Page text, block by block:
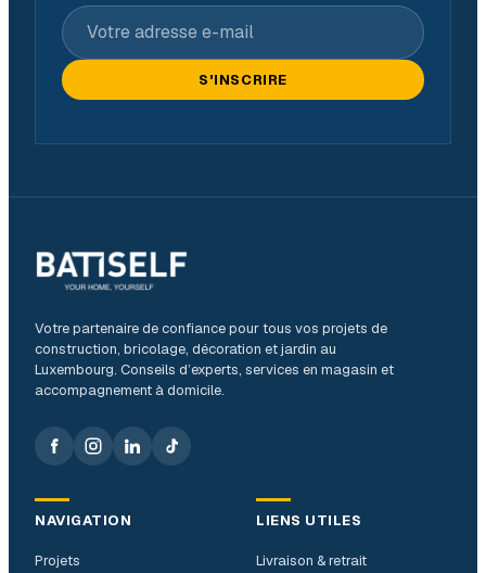
Votre adresse e-mail
S'INSCRIRE
Votre partenaire de confiance pour tous vos projets de
construction, bricolage, décoration et jardin au
Luxembourg. Conseils d’experts, services en magasin et
accompagnement à domicile.
NAVIGATION
Projets
LIENS UTILES
Livraison & retrait